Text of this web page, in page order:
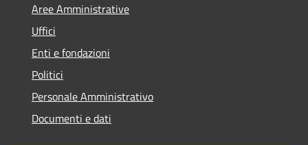
Aree Amministrative
Uffici
Enti e fondazioni
Politici
Personale Amministrativo
Documenti e dati